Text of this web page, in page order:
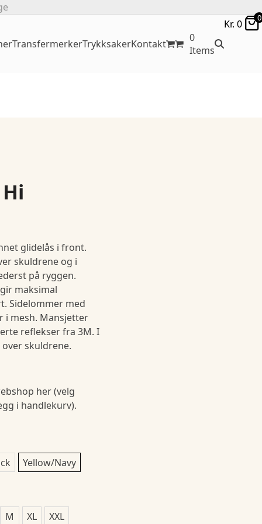
TransfermerkerTrykksakerKontakt
0
Items
Kr. 0 0
glidelås i front.
skuldrene og i
på ryggen.
maksimal
Sidelommer med
i mesh. Mansjetter
reflekser fra 3M. I
skuldrene.
her (velg
i handlekurv).
Yellow/Navy
M XL XXL